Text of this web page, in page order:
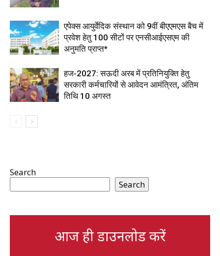
एपेक्स आयुर्वेदिक संस्थान को 9वीं बीएएमएस बैच में
प्रवेश हेतु 100 सीटों पर एनसीआईएसएम की
अनुमति प्राप्त*
हज-2027: सऊदी अरब में प्रतिनियुक्ति हेतु
सरकारी कर्मचारियों से आवेदन आमंत्रित, अंतिम
तिथि 10 अगस्त
Search
Search
आज ही डाउनलोड करें